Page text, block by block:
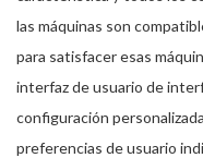
las máquinas son
para satisfacer esas
interfaz de usuario de
configuración
preferencias de usuario